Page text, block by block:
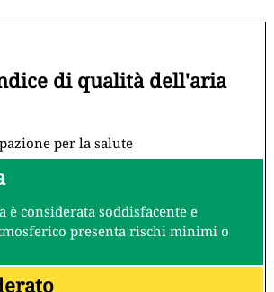
di qualità dell'aria
per la salute
è considerata soddisfacente e
presenta rischi minimi o